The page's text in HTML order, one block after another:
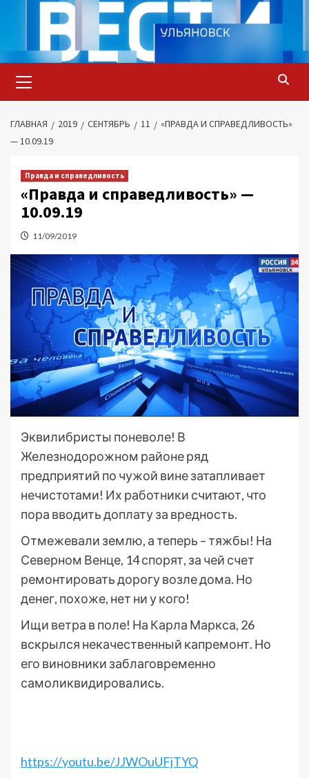
содержимому
меню
ГЛАВНАЯ 2019 СЕНТЯБРЬ 11
«ПРАВДА И СПРАВЕДЛИВОСТЬ»
— 10.09.19
Правда и справедливость
«Правда и справедливость» —
10.09.19
11/09/2019
Эквилибристы поневоле! В
Железнодорожном районе ряд
предприятий по чужой вине затапливает
нечистотами! Их работники считают, что
пора вводить доплату за вредность.
Отмежевали землю, а теперь – тяжбы! На
Северном Венце, 14 спорят, за чей счет
ремонтировать дорогу возле дома. Но
денег, похоже, нет ни у кого!
Ищи ветра в поле! На Карла Маркса, 26
вскрылся некачественный капремонт. Но
его виновники заблаговременно
самоликвидировались.
https://youtu.be/JJWOuUFjTYQ